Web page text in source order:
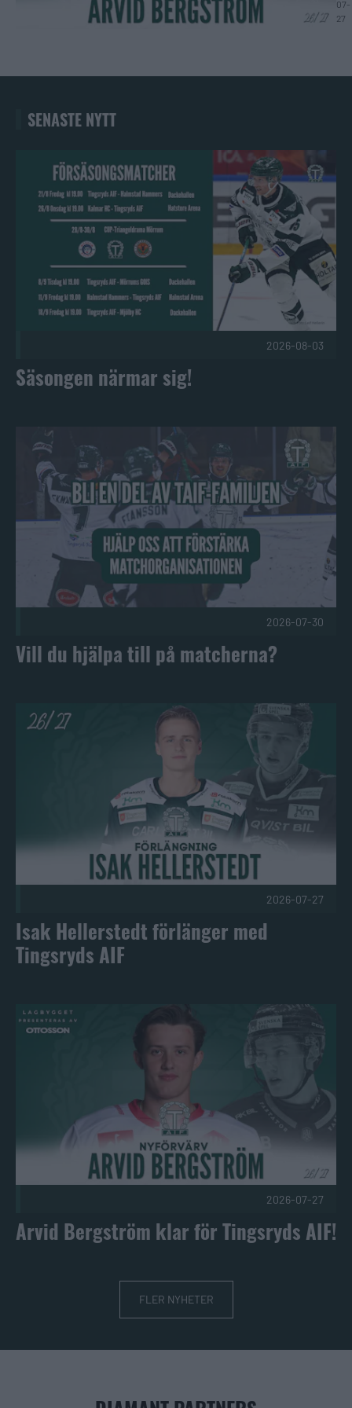
07-
27
SENASTE NYTT
Säsongen närmar sig! Publicerad 2026-08-03
2026-08-03
Säsongen närmar sig!
Vill du hjälpa till på matcherna? Publicerad 2026-07-30
2026-07-30
Vill du hjälpa till på matcherna?
Isak Hellerstedt förlänger med Tingsryds AIF Publicerad
2026-07-27
Isak Hellerstedt förlänger med
Tingsryds AIF
Arvid Bergström klar för Tingsryds AIF! Publicerad 2026-07-
2026-07-27
Arvid Bergström klar för Tingsryds AIF!
FLER NYHETER